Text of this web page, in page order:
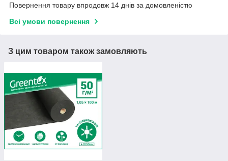
Повернення товару впродовж 14 днів за домовленістю
Всі умови повернення
З цим товаром також замовляють